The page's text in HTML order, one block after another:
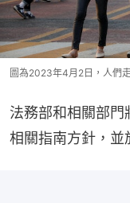
圖為2023年4月2日，人們
法務部和相關部
相關指南方針，並